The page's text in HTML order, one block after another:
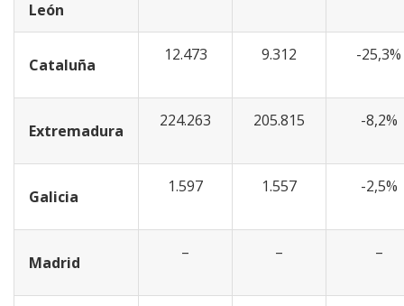
León
Cataluña
12.473 9.312 -25,3%
Extremadura
224.263 205.815 -8,2%
Galicia
1.597 1.557 -2,5%
Madrid
– – –